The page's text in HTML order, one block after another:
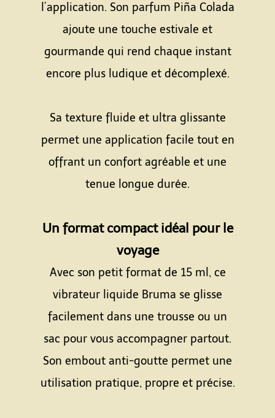
l’application. Son parfum Piña Colada
ajoute une touche estivale et
gourmande qui rend chaque instant
encore plus ludique et décomplexé.
Sa texture fluide et ultra glissante
permet une application facile tout en
offrant un confort agréable et une
tenue longue durée.
Un format compact idéal pour le
voyage
Avec son petit format de 15 ml, ce
vibrateur liquide Bruma se glisse
facilement dans une trousse ou un
sac pour vous accompagner partout.
Son embout anti-goutte permet une
utilisation pratique, propre et précise.